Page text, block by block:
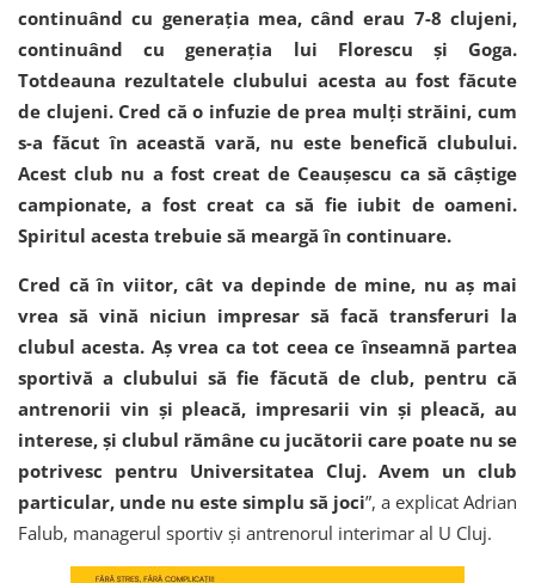
continuând cu generația mea, când erau 7-8 clujeni,
continuând cu generația lui Florescu și Goga.
Totdeauna rezultatele clubului acesta au fost făcute
de clujeni. Cred că o infuzie de prea mulți străini, cum
s-a făcut în această vară, nu este benefică clubului.
Acest club nu a fost creat de Ceaușescu ca să câștige
campionate, a fost creat ca să fie iubit de oameni.
Spiritul acesta trebuie să meargă în continuare.
Cred că în viitor, cât va depinde de mine, nu aș mai
vrea să vină niciun impresar să facă transferuri la
clubul acesta. Aș vrea ca tot ceea ce înseamnă partea
sportivă a clubului să fie făcută de club, pentru că
antrenorii vin și pleacă, impresarii vin și pleacă, au
interese, și clubul rămâne cu jucătorii care poate nu se
potrivesc pentru Universitatea Cluj. Avem un club
particular, unde nu este simplu să joci”, a explicat Adrian
Falub, managerul sportiv și antrenorul interimar al U Cluj.